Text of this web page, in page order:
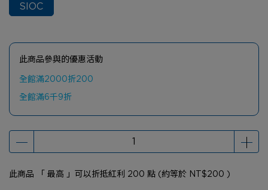
SIOC
此商品參與的優惠活動
全館滿2000折200
全館滿6千9折
此商品 「 最高 」可以折抵紅利 200 點 (約等於 NT$200 )